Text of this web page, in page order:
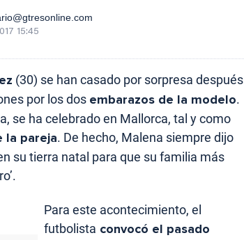
15:45
(30) se han casado por sorpresa después
por los dos embarazos de la modelo.
se ha celebrado en Mallorca, tal y como
la pareja. De hecho, Malena siempre dijo
su tierra natal para que su familia más
Para este acontecimiento, el
futbolista convocó el pasado